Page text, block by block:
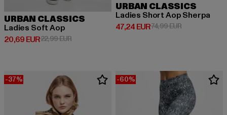
URBAN CLASSICS
Ladies Soft Aop
20,69 EUR
Ajankohtainen hinta: 20,69 EUR
22,99 EURKampanjahinta: 22,99 EUR
URBAN CLASSICS
Ladies Short Aop Sherpa
47,24 EUR
Ajankohtainen hinta: 47,24 EUR
74,99 EUR
-37% -60%